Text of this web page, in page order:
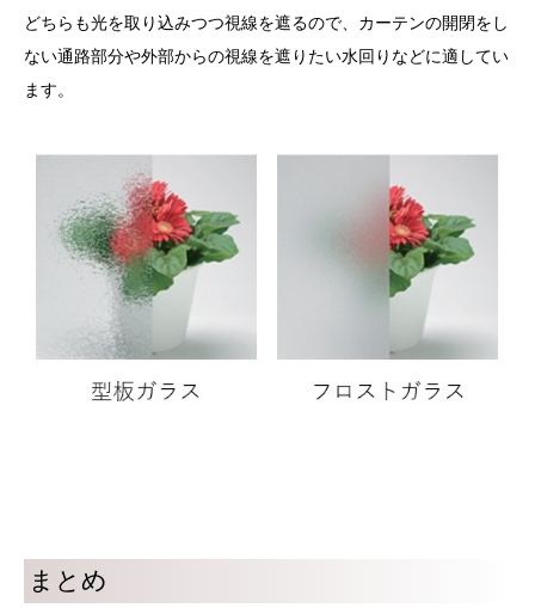
どちらも光を取り込みつつ視線を遮るので、カーテンの開閉をし
ない通路部分や外部からの視線を遮りたい水回りなどに適してい
ます。
まとめ